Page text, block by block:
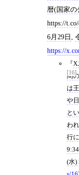
暦(国家
https://
6月29日
https://
[16]
X
間
は
や
と
わ
行
(水)